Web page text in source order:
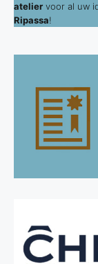
atelier voor al uw
Ripassa!